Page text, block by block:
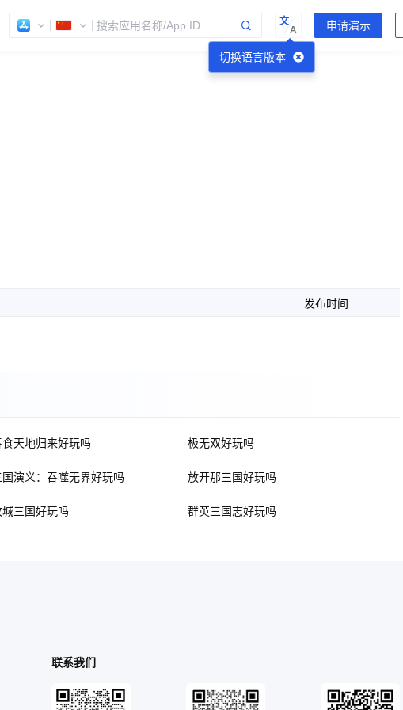
切换语言版本
文
A
发布时间
食天地归来好玩吗 极无双好玩吗
国演义：吞噬无界好玩吗 放开那三国好玩吗
城三国好玩吗 群英三国志好玩吗
联系我们